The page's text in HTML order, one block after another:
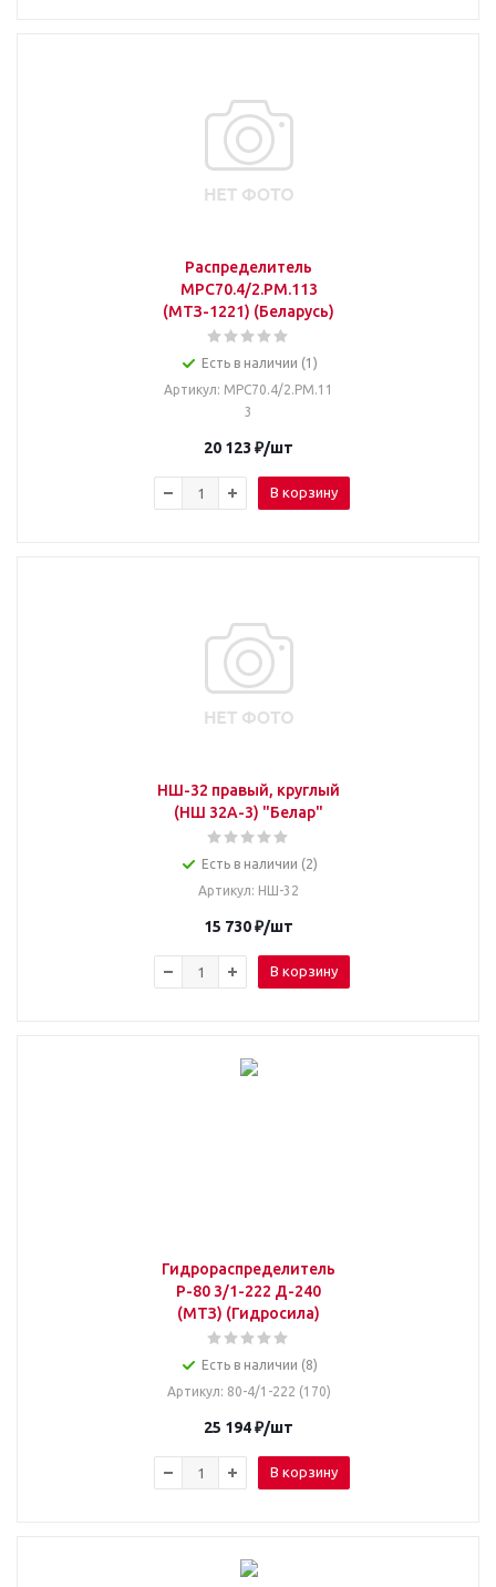
Распределитель
МРС70.4/2.РМ.113
(МТЗ-1221) (Беларусь)
Есть в наличии (1)
Артикул: МРС70.4/2.РМ.11
3
20 123 ₽/шт
В корзину
НШ-32 правый, круглый
(НШ 32А-3) "Белар"
Есть в наличии (2)
Артикул: НШ-32
15 730₽/шт
В корзину
Гидрораспределитель
Р-80 3/1-222 Д-240
(МТЗ) (Гидросила)
Есть в наличии (8)
Артикул: 80-4/1-222 (170)
25 194₽/шт
В корзину